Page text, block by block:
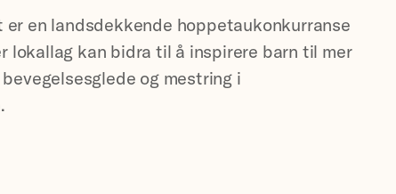
en landsdekkende hoppetaukonkurranse
lokallag kan bidra til å inspirere barn til mer
og mestring i